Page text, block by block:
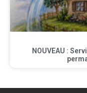
NOUVEAU :